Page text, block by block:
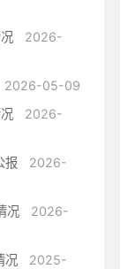
2026-
2026-05-09
2026-
报
2026-
况
2026-
况
2025-